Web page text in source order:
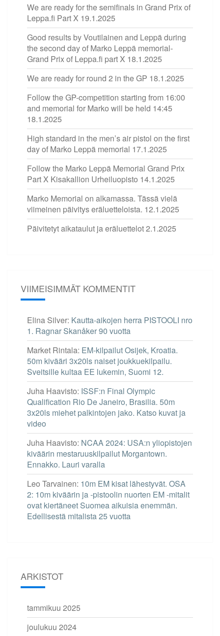
We are ready for the semifinals in Grand Prix of
Leppa.fi Part X 19.1.2025
Good results by Voutilainen and Leppä during
the second day of Marko Leppä memorial-
Grand Prix of Leppa.fi part X 18.1.2025
We are ready for round 2 in the GP 18.1.2025
Follow the GP-competition starting from 16:00
and memorial for Marko will be held 14:45
18.1.2025
High standard in the men’s air pistol on the first
day of Marko Leppä memorial 17.1.2025
Follow the Marko Leppä Memorial Grand Prix
Part X Kisakallion Urheiluopisto 14.1.2025
Marko Memorial on alkamassa. Tässä vielä
viimeinen päivitys eräluetteloista. 12.1.2025
Päivitetyt aikataulut ja eräluettelot2.1.2025
VIIMEISIMMÄT KOMMENTIT
Elina Silver: Kautta-aikojen herra PISTOOLI nro
1. Ragnar Skanåker 90 vuotta
Market Rintala: EM-kilpailut Osijek, Kroatia.
50m kivääri 3x20ls naiset joukkuekilpailu.
Sveitsille kultaa EE lukemin, Suomi 12.
Juha Haavisto: ISSF:n Final Olympic
Qualification Rio De Janeiro, Brasilia. 50m
3x20ls miehet palkintojen jako. Katso kuvat ja
video
Juha Haavisto: NCAA 2024: USA:n yliopistojen
kiväärin mestaruuskilpailut Morgantown.
Ennakko. Lauri varalla
Leo Tarvainen: 10m EM kisat lähestyvät. OSA
2: 10m kiväärin ja -pistoolin nuorten EM -mitalit
ovat kiertäneet Suomea aikuisia enemmän.
Edellisestä mitalista 25 vuotta
ARKISTOT
tammikuu 2025
joulukuu 2024